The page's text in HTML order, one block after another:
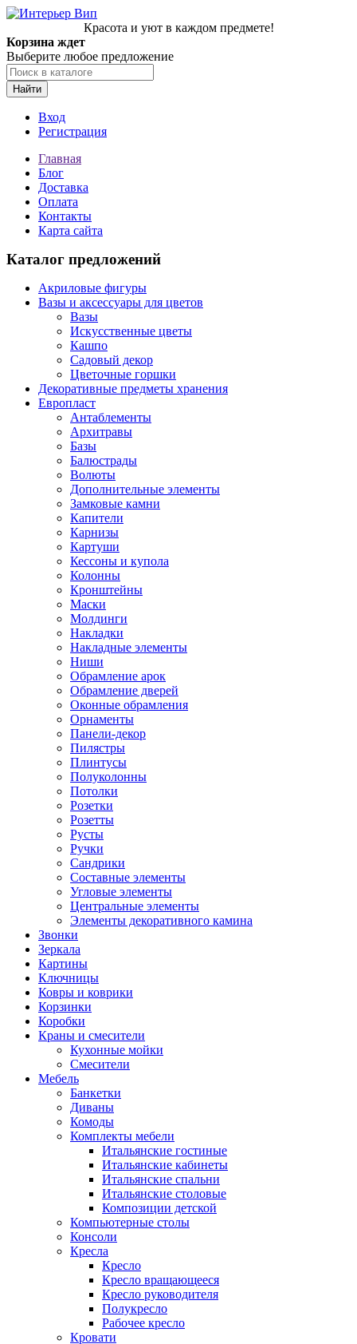
Красота и уют в каждом предмете!
Корзина ждет
Выберите любое предложение
Найти
Вход
Регистрация
Главная
Блог
Доставка
Оплата
Контакты
Карта сайта
Каталог предложений
Акриловые фигуры
Вазы и аксессуары для цветов
Вазы
Искусственные цветы
Кашпо
Садовый декор
Цветочные горшки
Декоративные предметы хранения
Европласт
Антаблементы
Архитравы
Базы
Балюстрады
Волюты
Дополнительные элементы
Замковые камни
Капители
Карнизы
Картуши
Кессоны и купола
Колонны
Кронштейны
Маски
Молдинги
Накладки
Накладные элементы
Ниши
Обрамление арок
Обрамление дверей
Оконные обрамления
Орнаменты
Панели-декор
Пилястры
Плинтусы
Полуколонны
Потолки
Розетки
Розетты
Русты
Ручки
Сандрики
Составные элементы
Угловые элементы
Центральные элементы
Элементы декоративного камина
Звонки
Зеркала
Картины
Ключницы
Ковры и коврики
Корзинки
Коробки
Краны и смесители
Кухонные мойки
Смесители
Мебель
Банкетки
Диваны
Комоды
Комплекты мебели
Итальянские гостиные
Итальянские кабинеты
Итальянские спальни
Итальянские столовые
Композиции детской
Компьютерные столы
Консоли
Кресла
Кресло
Кресло вращающееся
Кресло руководителя
Полукресло
Рабочее кресло
Кровати